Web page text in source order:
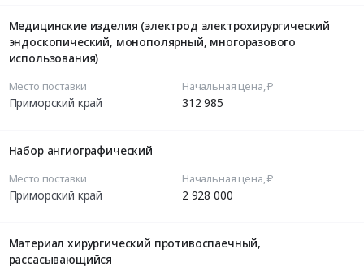
Медицинские изделия (электрод электрохирургический
эндоскопический, монополярный, многоразового
использования)
Место поставки
Приморский край
Начальная цена, ₽
312 985
Набор ангиографический
Место поставки
Приморский край
Начальная цена, ₽
2 928 000
Материал хирургический противоспаечный,
рассасывающийся